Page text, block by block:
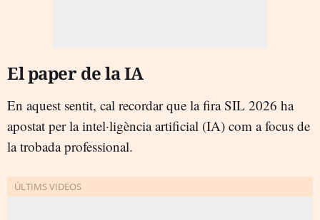
El paper de la IA
En aquest sentit, cal recordar que la fira SIL 2026 ha
apostat per la intel·ligència artificial (IA) com a focus de
la trobada professional.